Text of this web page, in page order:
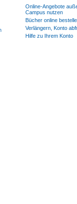
Online-Angebote
Campus nutzen
Bücher online
Verlängern, Konto
Hilfe zu Ihrem Konto